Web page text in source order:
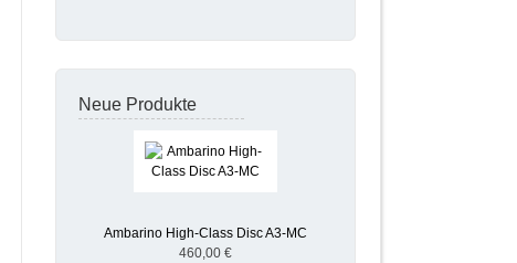
Neue Produkte
Ambarino High-Class Disc A3-MC
460,00 €